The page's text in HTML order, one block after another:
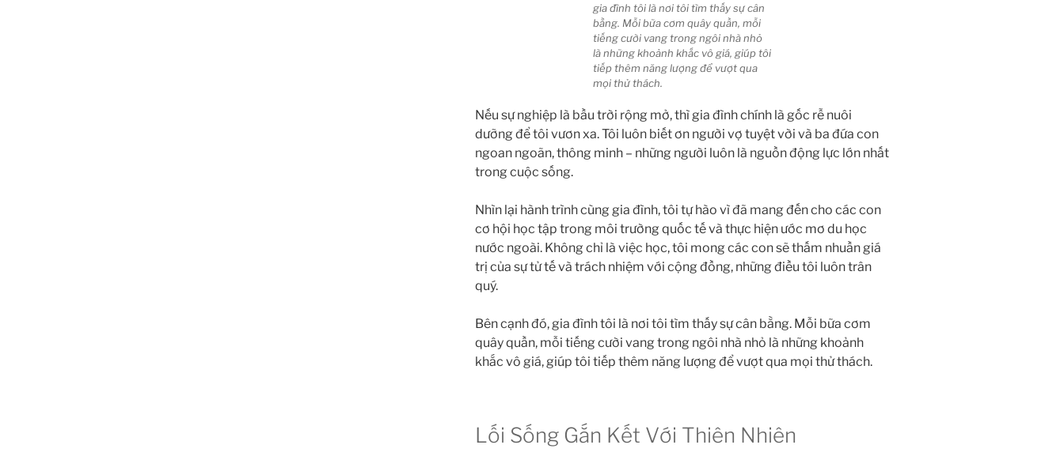
gia đình tôi là nơi tôi tìm thấy sự cân
bằng. Mỗi bữa cơm quây quần, mỗi
tiếng cười vang trong ngôi nhà nhỏ
là những khoảnh khắc vô giá, giúp tôi
tiếp thêm năng lượng để vượt qua
mọi thử thách.
Nếu sự nghiệp là bầu trời rộng mở, thì gia đình chính là gốc rễ nuôi
dưỡng để tôi vươn xa. Tôi luôn biết ơn người vợ tuyệt vời và ba đứa con
ngoan ngoãn, thông minh – những người luôn là nguồn động lực lớn nhất
trong cuộc sống.
Nhìn lại hành trình cùng gia đình, tôi tự hào vì đã mang đến cho các con
cơ hội học tập trong môi trường quốc tế và thực hiện ước mơ du học
nước ngoài. Không chỉ là việc học, tôi mong các con sẽ thấm nhuần giá
trị của sự tử tế và trách nhiệm với cộng đồng, những điều tôi luôn trân
quý.
Bên cạnh đó, gia đình tôi là nơi tôi tìm thấy sự cân bằng. Mỗi bữa cơm
quây quần, mỗi tiếng cười vang trong ngôi nhà nhỏ là những khoảnh
khắc vô giá, giúp tôi tiếp thêm năng lượng để vượt qua mọi thử thách.
Lối Sống Gắn Kết Với Thiên Nhiên